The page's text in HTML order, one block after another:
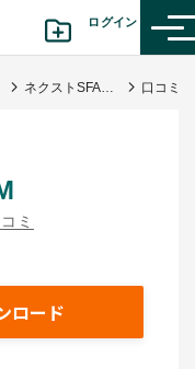
ログイン
情報掲載をご希望の方へ
ネクストSFA／CRM
ミ
ロード